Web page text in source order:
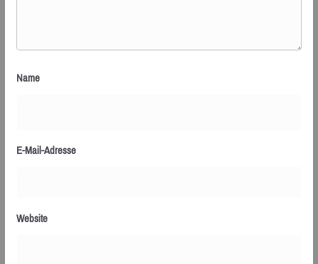
Name
E-Mail-Adresse
Website